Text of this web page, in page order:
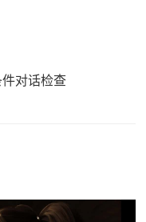
对话检查